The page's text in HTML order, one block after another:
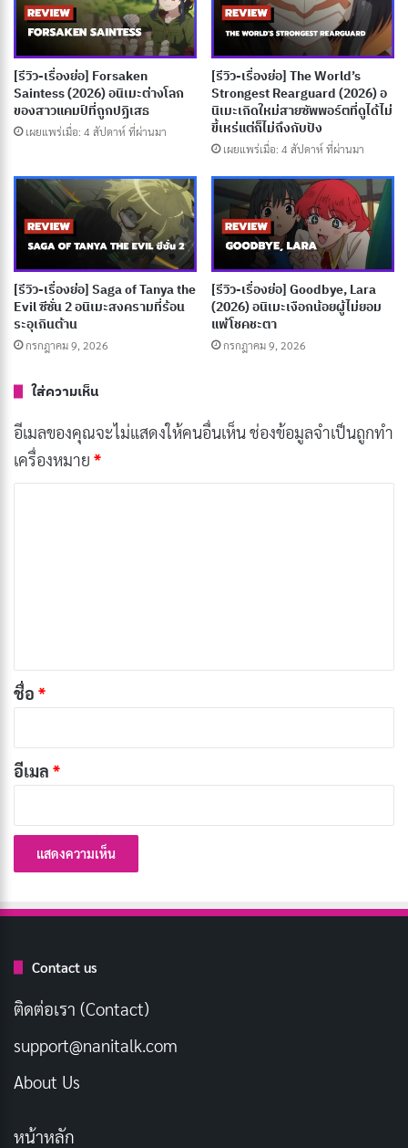
Frieren: Beyond Journey’s Endเริ่มต้นด้วยการเล่าเรื่อง
ที่แตกต่างจากอนิเมะแฟนตาซีทั่วไป เพราะมันไม่ได้เน้นที่
การต่อสู้เพื่อปราบจอมมาร แต่เลือกเล่าถึงสิ่งที่เกิดขึ้นหลัง
จากภารกิจนั้นจบลง Frieren ตัดสินใจเดินทางไปยังดินแดน
ทางเหนือเพื่อไปยังสถานที่พักผ่อนของวิญญาณ เพื่อบอก
ลา Himmel อย่างสมเกียรติ เธอรับFernเด็กสาวกำพร้าที่
Heiter ฝากฝังให้เป็นศิษย์ และต่อมาได้Starkนักรบหนุ่มที่
Eisen สอนมา มาร่วมเดินทางด้วย เรื่องราวของทั้งสามคนนี้
กลายเป็นการเดินทางที่ทั้งอบอุ่นและเศร้าในเวลาเดียวกัน
สิ่งที่ทำให้เรื่องนี้โดดเด่นคือการที่ Frieren เริ่มตระหนักถึง
ความแตกต่างระหว่างอายุขัยของเธอกับมนุษย์ เธอที่เคย
และให้ความสำคัญกับความสัมพันธ์ การเติบโตของ Frieren
ไม่ใช่แค่การเรียนรู้เวทมนตร์ใหม่ ๆ แต่เป็นการค้นพบความ
รู้สึกของตัวเอง โดยเฉพาะความรักที่เธอเริ่มมีต่อ Himmel
ซึ่งเป็นความรักที่เกิดขึ้นในอดีตที่ไม่อาจย้อนกลับไปได้ เรื่อง
[รีวิว-เรื่องย่อ] Hanaori-san (2026) อดีตจอมมาร
พลังพิเศษที่แนวคิดดีแต่ไปไม่สุด
ด้านที่อบอุ่นเกินคาด
ทดลองของ Netflix ที่กล้าผสมสองโลกเข้าด้วยกัน
หนึ่งในจุดเด่นของ
[รีวิว-เรื่องย่อ] Forsaken
Saintess (2026) อนิเมะต่างโลก
ของสาวแคมป์ที่ถูกปฏิเสธ
เผยแพร่เมื่อ: 4 สัปดาห์ ที่ผ่านมา
[รีวิว-เรื่องย่อ] The World’s
Strongest Rearguard (2026) อ
นิเมะเกิดใหม่สายซัพพอร์ตที่ดูได้ไม่
ขี้เหร่แต่ก็ไม่ถึงกับปัง
เผยแพร่เมื่อ: 4 สัปดาห์ ที่ผ่านมา
[รีวิว-เรื่องย่อ] Saga of Tanya the
Evil ซีซั่น 2 อนิเมะสงครามที่ร้อน
ระอุเกินต้าน
กรกฎาคม 9, 2026
[รีวิว-เรื่องย่อ] Goodbye, Lara
(2026) อนิเมะเงือกน้อยผู้ไม่ยอม
แพ้โชคชะตา
กรกฎาคม 9, 2026
ใส่ความเห็น
อีเมลของคุณจะไม่แสดงให้คนอื่นเห็นช่องข้อมูลจำเป็นถูกทำ
เครื่องหมาย *
*
ชื่อ *
อีเมล *
Contact us
ติดต่อเรา (Contact)
support@nanitalk.com
About Us
หน้าหลัก